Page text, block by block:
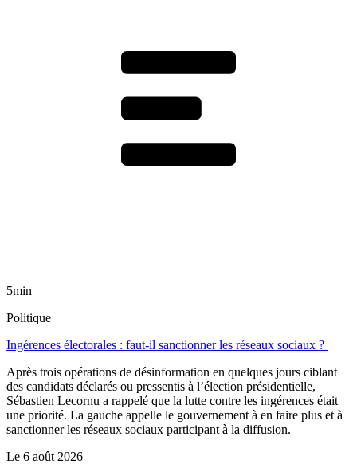
5min
Politique
Ingérences électorales : faut-il sanctionner les réseaux sociaux ?
Après trois opérations de désinformation en quelques jours ciblant
des candidats déclarés ou pressentis à l’élection présidentielle,
Sébastien Lecornu a rappelé que la lutte contre les ingérences était
une priorité. La gauche appelle le gouvernement à en faire plus et à
sanctionner les réseaux sociaux participant à la diffusion.
Le 6 août 2026